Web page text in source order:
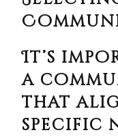
It’s
a
that
specific